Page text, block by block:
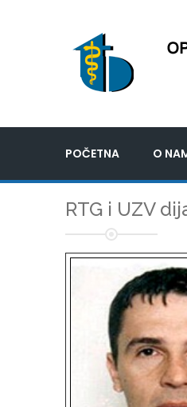
POČETNA O
RTG i UZV